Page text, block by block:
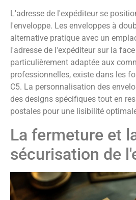
L'adresse de l'expéditeur se
l'enveloppe. Les enveloppes à
alternative pratique avec un
l'adresse de l'expéditeur sur la
particulièrement adaptée aux
professionnelles, existe dans les
C5. La personnalisation des
des designs spécifiques tout en
postales pour une lisibilité
La fermeture et
sécurisation de